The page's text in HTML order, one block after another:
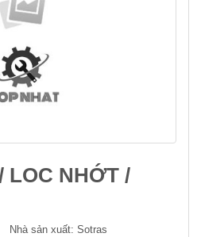
LOC NHỚT /
Nhà sản xuất: Sotras